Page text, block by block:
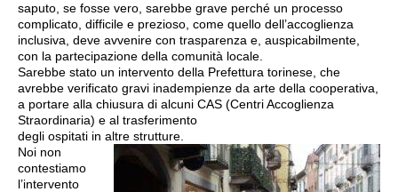
saputo, se fosse vero, sarebbe grave perché un processo
complicato, difficile e prezioso, come quello dell’accoglienza
inclusiva, deve avvenire con trasparenza e, auspicabilmente,
con la partecipazione della comunità locale.
Sarebbe stato un intervento della Prefettura torinese, che
avrebbe verificato gravi inadempienze da arte della cooperativa,
a portare alla chiusura di alcuni CAS (Centri Accoglienza
Straordinaria) e al trasferimento
degli ospitati in altre strutture.
Noi non
contestiamo
l’intervento